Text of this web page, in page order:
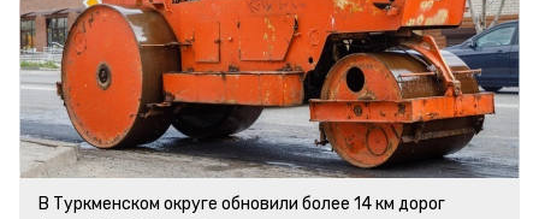
В Туркменском округе обновили более 14 км дорог